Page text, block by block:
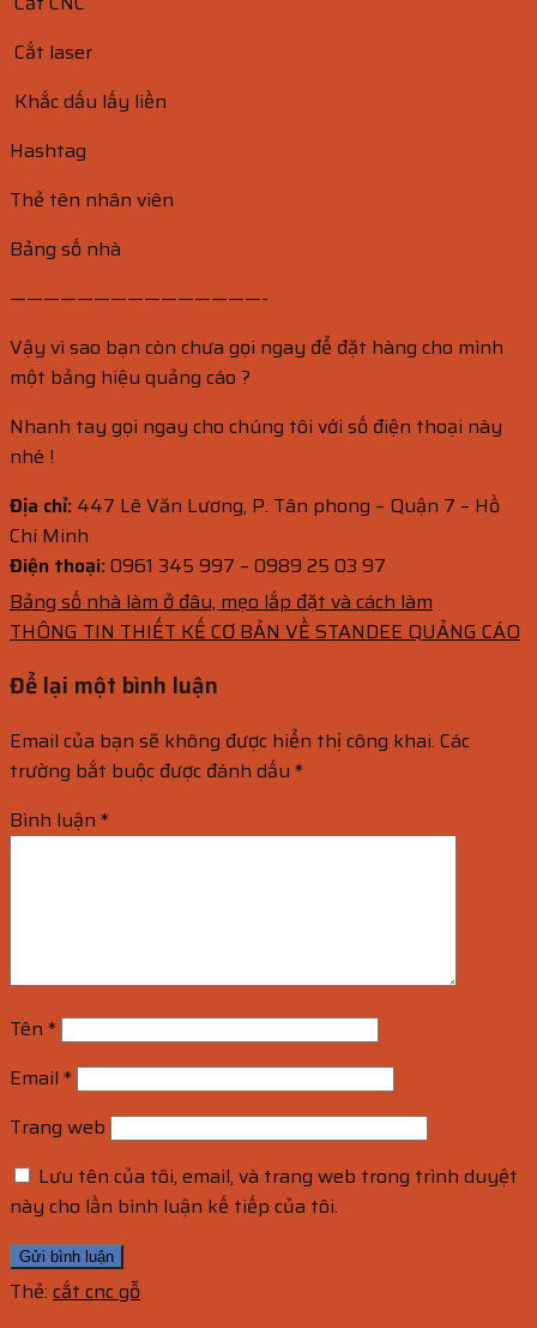
Cắt laser
Khắc dấu lấy liền
Hashtag
Thẻ tên nhân viên
Bảng số nhà
———————————————-
Vậy vì sao bạn còn chưa gọi ngay để đặt hàng cho mình
một bảng hiệu quảng cáo ?
Nhanh tay gọi ngay cho chúng tôi với số điện thoại này
nhé !
Địa chỉ: 447 Lê Văn Lương, P. Tân phong – Quận 7 – Hồ
Chí Minh
Điện thoại:0961 345 997 – 0989 25 03 97
Bảng số nhà làm ở đâu, mẹo lắp đặt và cách làm
THÔNG TIN THIẾT KẾ CƠ BẢN VỀ STANDEE QUẢNG CÁO
Để lại một bình luận
Email của bạn sẽ không được hiển thị công khai. Các
trường bắt buộc được đánh dấu *
Bình luận *
Tên *
Email *
Trang web
Lưu tên của tôi, email, và trang web trong trình duyệt
này cho lần bình luận kế tiếp của tôi.
Thẻ: cắt cnc gỗ